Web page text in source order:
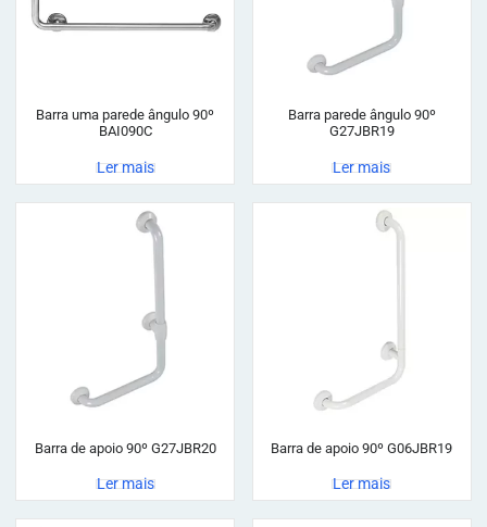
Barra uma parede ângulo 90º
BAI090C
Ler mais
Barra parede ângulo 90º
G27JBR19
Ler mais
Barra de apoio 90º G27JBR20
Ler mais
Barra de apoio 90º G06JBR19
Ler mais